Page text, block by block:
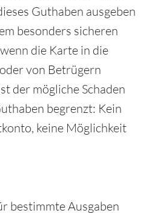
Guthaben ausgeben
besonders sicheren
die Karte in die
von Betrügern
der mögliche Schaden
begrenzt: Kein
keine Möglichkeit
bestimmte Ausgaben